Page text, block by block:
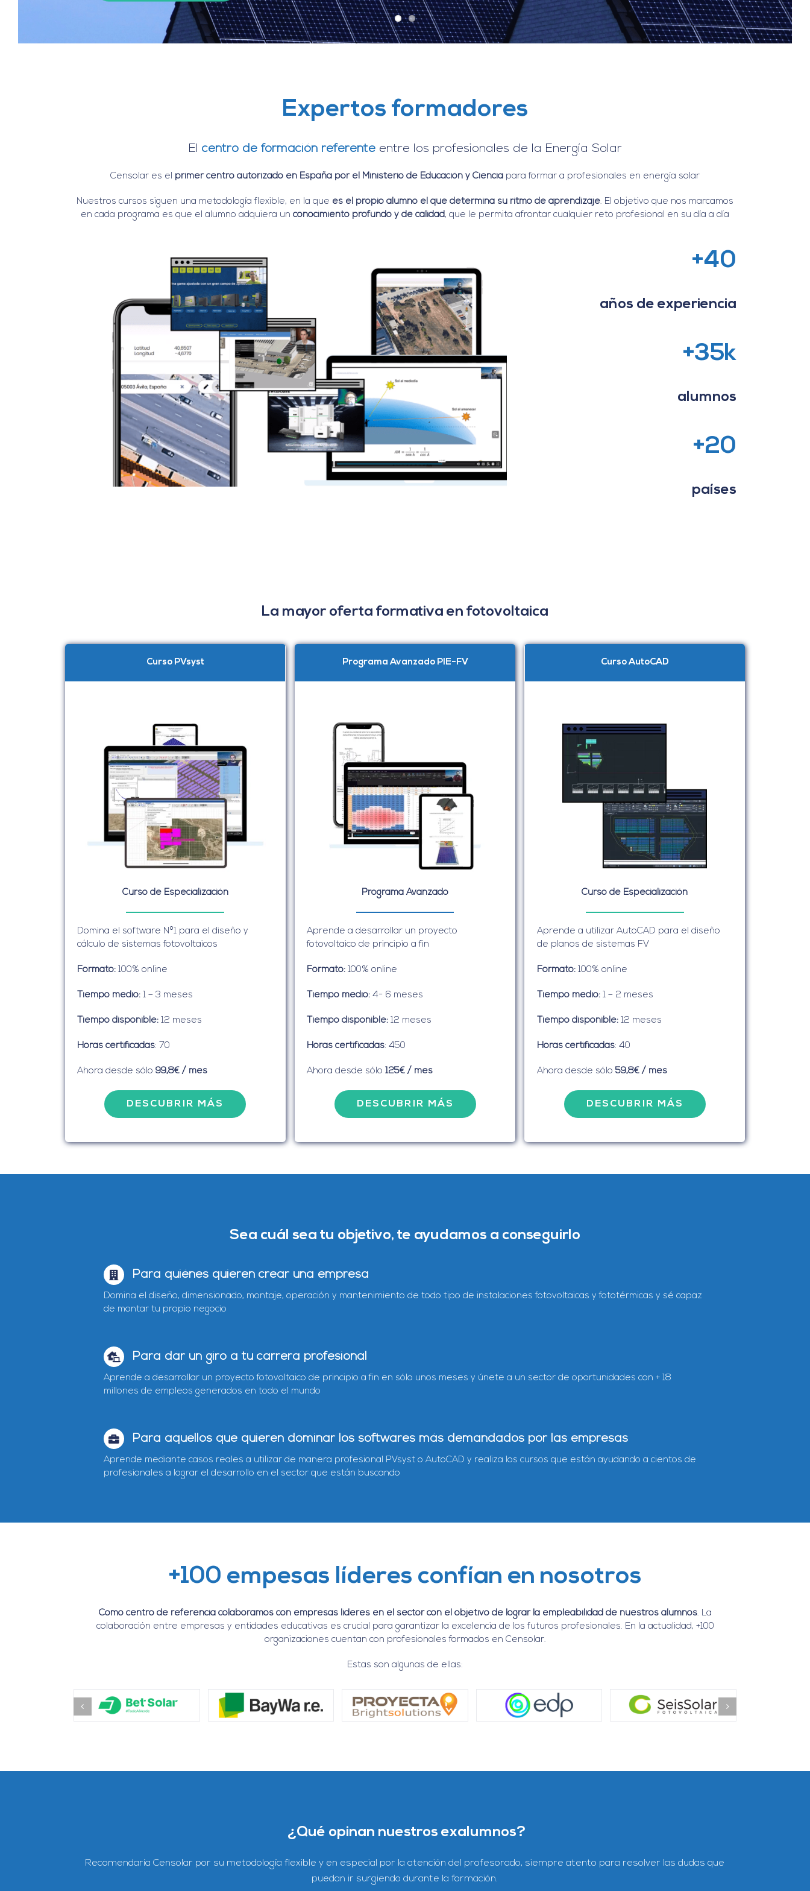
Expertos formadores
El centro de formación referenteentre los profesionales de la Energía Solar
Censolar es el primer centro autorizado en España por el Ministerio de Educación y Ciencia para formar a profesionales en energía solar
Nuestros cursos siguen una metodología flexible, en la que es el propio alumno el que determina su ritmo de aprendizaje. El objetivo que nos marcamos
en cada programa es que el alumno adquiera un conocimiento profundo y de calidad, que le permita afrontar cualquier reto profesional en su día a día
+40
años de experiencia
+35k
alumnos
+20
países
La mayor oferta formativa en fotovoltaica
Curso PVsyst
Curso de Especialización
Domina el software Nº1 para el diseño y
cálculo de sistemas fotovoltaicos
Formato:100% online
Tiempo medio:1 – 3 meses
Tiempo disponible:12 meses
Horas certificadas: 70
Ahora desde sólo 99,8€ / mes
DESCUBRIR MÁS
Programa Avanzado PIE-FV
Programa Avanzado
Aprende a desarrollar un proyecto
fotovoltaico de principio a fin
Formato: 100% online
Tiempo medio: 4- 6 meses
Tiempo disponible: 12 meses
Horas certificadas: 450
Ahora desde sólo125€ / mes
DESCUBRIR MÁS
Curso AutoCAD
Curso de Especialización
Aprende a utilizar AutoCAD para el diseño
de planos de sistemas FV
Formato:100% online
Tiempo medio:1 – 2 meses
Tiempo disponible:12 meses
Horas certificadas: 40
Ahora desde sólo 59,8€ / mes
DESCUBRIR MÁS
Sea cuál sea tu objetivo, te ayudamos a conseguirlo
Para quiénes quieren crear una empresa
Domina el diseño, dimensionado, montaje, operación y mantenimiento de todo tipo de instalaciones fotovoltaicas y fototérmicas y sé capaz
de montar tu propio negocio
Para dar un giro a tu carrera profesional
Aprende a desarrollar un proyecto fotovoltaico de principio a fin en sólo unos meses y únete a un sector de oportunidades con + 18
millones de empleos generados en todo el mundo
Para aquellos que quieren dominar los softwares más demandados por las empresas
Aprende mediante casos reales a utilizar de manera profesional PVsyst o AutoCAD y realiza los cursos que están ayudando a cientos de
profesionales a lograr el desarrollo en el sector que están buscando
+100 empesas líderes confían en nosotros
Como centro de referencia colaboramos con empresas líderes en el sector con el objetivo de lograr la empleabilidad de nuestros alumnos. La
colaboración entre empresas y entidades educativas es crucial para garantizar la excelencia de los futuros profesionales. En la actualidad, +100
organizaciones cuentan con profesionales formados en Censolar.
Estas son algunas de ellas:
¿Qué opinan nuestros exalumnos?
lasdudas que Uncurso muy recomendabley decalidadpara profundizar en el uso delsoftware PVsyst. El profesorado demuestra una gran experiencia en
energía solar.